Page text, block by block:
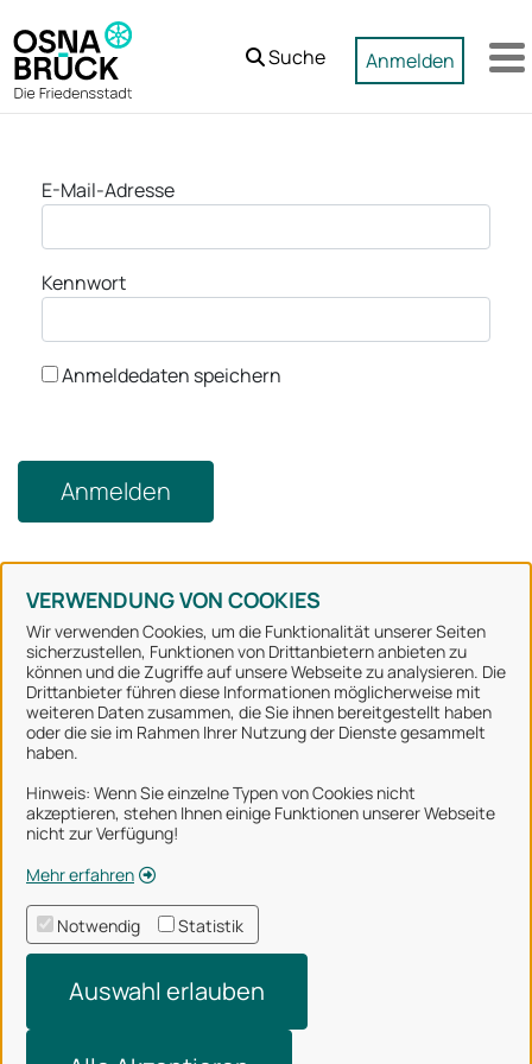
Zum Hauptinhalt springen
VERWENDUNG VON COOKIES
Wir verwenden Cookies, um die Funktionalität unserer Seiten
sicherzustellen, Funktionen von Drittanbietern anbieten zu
können und die Zugriffe auf unsere Webseite zu analysieren. Die
Drittanbieter führen diese Informationen möglicherweise mit
weiteren Daten zusammen, die Sie ihnen bereitgestellt haben
oder die sie im Rahmen Ihrer Nutzung der Dienste gesammelt
haben.
Hinweis: Wenn Sie einzelne Typen von Cookies nicht
akzeptieren, stehen Ihnen einige Funktionen unserer Webseite
nicht zur Verfügung!
Mehr erfahren
Notwendig Statistik
Auswahl erlauben
Suche Anmelden
Anmeldung
E-Mail-Adresse
Kennwort
Anmeldedaten speichern
Anmelden
Stadt Osnabrück
Alle Rechte vorbehalten
Über uns
Impressum
Datenschutzerklärung